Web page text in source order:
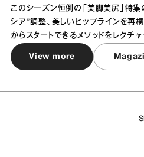
このシーズン恒例の「美脚美尻」特集
シア”調整、美しいヒップラインを再
からスタートできるメソッドをレクチャ
View more